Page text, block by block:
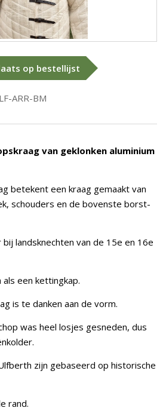
op bestellijst
ARR-BM
van geklonken aluminium
betekent een kraag gemaakt van
schouders en de bovenste borst-
landsknechten van de 15e en 16e
een kettingkap.
is te danken aan de vorm.
was heel losjes gesneden, dus
zijn gebaseerd op historische
rand.